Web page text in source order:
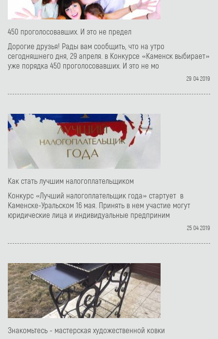
450 проголосовавших. И это не предел
Дорогие друзья! Рады вам сообщить, что на утро
сегодняшнего дня, 29 апреля. в Конкурсе «Каменск выбирает»
уже порядка 450 проголосовавших. И это не мо
29 04 2019
Как стать лучшим налогоплательщиком
Конкурс «Лучший налогоплательщик года» стартует в
Каменске-Уральском 16 мая. Принять в нем участие могут
юридические лица и индивидуальные предприним
25 04 2019
Знакомьтесь - мастерская художественной ковки